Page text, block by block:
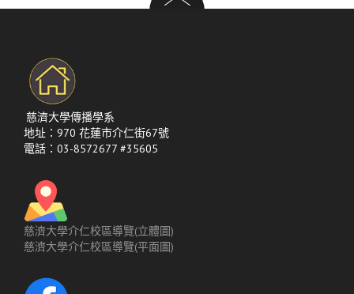
慈濟大學傳播學系
地址：970 花蓮市介仁街67號
電話：03-8572677 #35605
慈濟大學介仁校區導覽(立體圖)
慈濟大學介仁校區導覽(平面圖)